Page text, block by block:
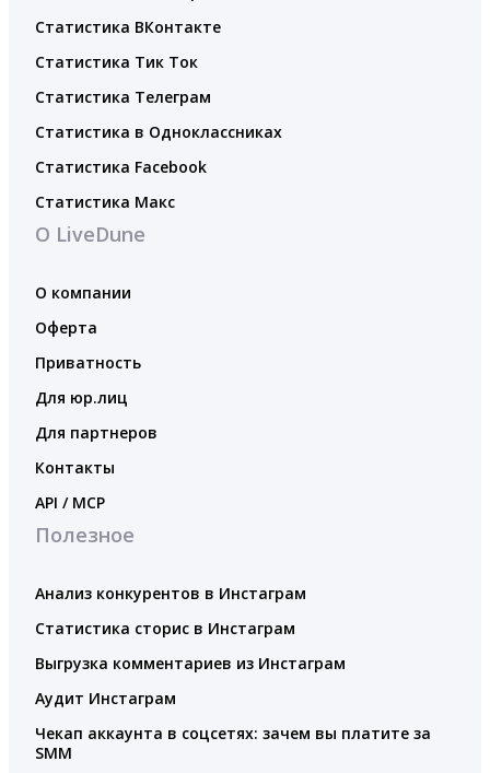
Статистика ВКонтакте
Статистика Тик Ток
Статистика Телеграм
Статистика в Одноклассниках
Статистика Facebook
Статистика Макс
О LiveDune
О компании
Оферта
Приватность
Для юр.лиц
Для партнеров
Контакты
API / MCP
Полезное
Анализ конкурентов в Инстаграм
Статистика сторис в Инстаграм
Выгрузка комментариев из Инстаграм
Аудит Инстаграм
Чекап аккаунта в соцсетях: зачем вы платите за
SMM